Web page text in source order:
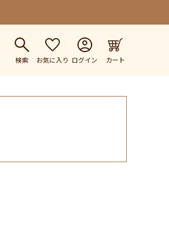
検索 お気に入り ログイン カート